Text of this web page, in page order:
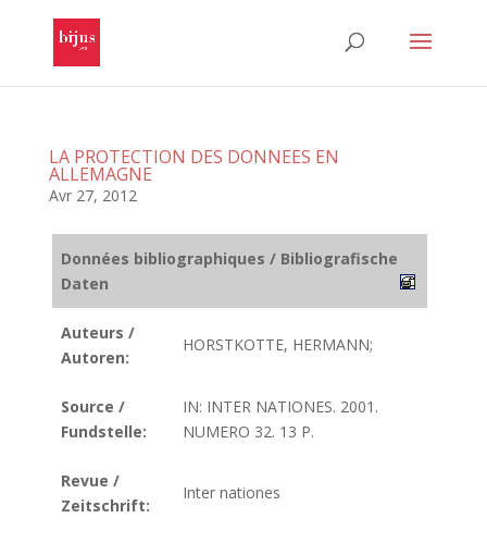
LA PROTECTION DES DONNEES EN
ALLEMAGNE
Avr 27, 2012
Données bibliographiques / Bibliografische
Daten
Auteurs /
Autoren:
HORSTKOTTE, HERMANN;
Source /
Fundstelle:
IN: INTER NATIONES. 2001.
NUMERO 32. 13 P.
Revue /
Zeitschrift:
Inter nationes